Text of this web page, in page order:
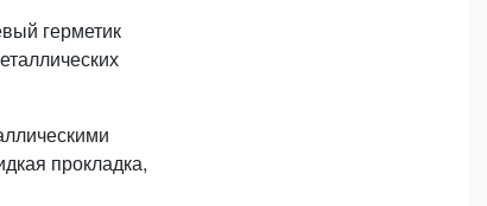
герметик
прокладка,